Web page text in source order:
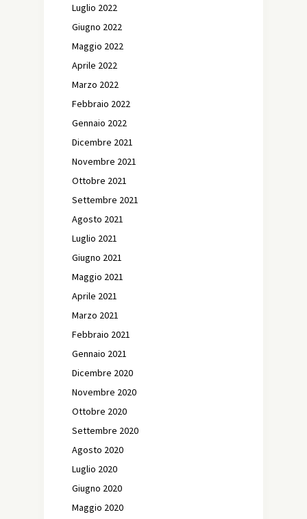
Luglio 2022
Giugno 2022
Maggio 2022
Aprile 2022
Marzo 2022
Febbraio 2022
Gennaio 2022
Dicembre 2021
Novembre 2021
Ottobre 2021
Settembre 2021
Agosto 2021
Luglio 2021
Giugno 2021
Maggio 2021
Aprile 2021
Marzo 2021
Febbraio 2021
Gennaio 2021
Dicembre 2020
Novembre 2020
Ottobre 2020
Settembre 2020
Agosto 2020
Luglio 2020
Giugno 2020
Maggio 2020